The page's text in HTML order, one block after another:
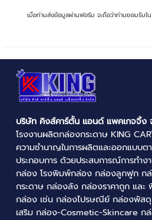
เมื่อท่านส่งข้อมูลผ่านฟอร์ม จะถือว่าท่านยอมรับใน
บริษัท คิงส์คาร์ตั้น แอนด์ แพคเกจจิ้ง
โรงงานผลิตกล่องกระดาษKING
ความชำนาญในการผลิตและออกแบบ
ประกอบการ ด้วยประสบการณ์การทำง
กล่อง โรงพิมพ์กล่อง กล่องลูกฟูก ก
กระดาษ กล่องลัง กล่องราคาถูกและ
กล่อง เช่น กล่องไปรษณีย์ กล่องพัสดุ
เสริม กล่อง-Cosmetic-Skincare ก